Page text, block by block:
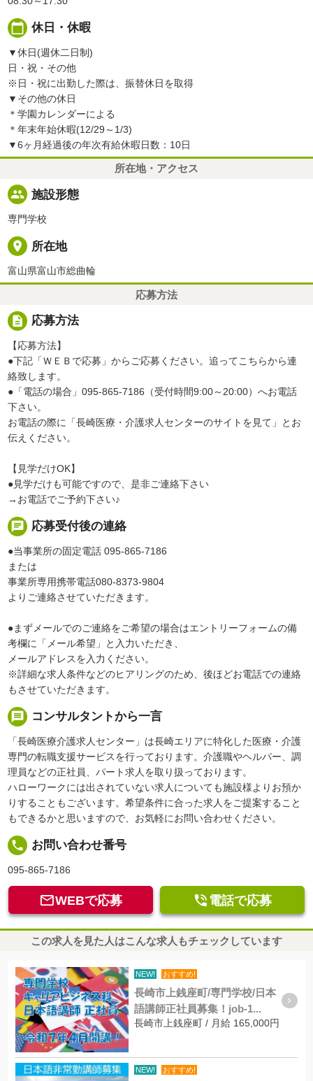
calendar_today 休日・休暇
▼休日(週休二日制)
日・祝・その他
※日・祝に出勤した際は、振替休日を取得
▼その他の休日
＊学園カレンダーによる
＊年末年始休暇(12/29～1/3)
▼6ヶ月経過後の年次有給休暇日数：10日
所在地・アクセス
people 施設形態
専門学校
place 所在地
富山県富山市総曲輪
応募方法
description 応募方法
【応募方法】
●下記「ＷＥＢで応募」からご応募ください。追ってこちらから連
絡致します。
●「電話の場合」095-865-7186（受付時間9:00～20:00）へお電話
下さい。
お電話の際に「長崎医療・介護求人センターのサイトを見て」とお
伝えください。
【見学だけOK】
●見学だけも可能ですので、是非ご連絡下さい
→お電話でご予約下さい♪
chat 応募受付後の連絡
●当事業所の固定電話 095-865-7186
または
事業所専用携帯電話080-8373-9804
よりご連絡させていただきます。
●まずメールでのご連絡をご希望の場合はエントリーフォームの備
考欄に「メール希望」と入力いただき、
メールアドレスを入力ください。
※詳細な求人条件などのヒアリングのため、後ほどお電話での連絡
もさせていただきます。
message コンサルタントから一言
「長崎医療介護求人センター」は長崎エリアに特化した医療・介護
専門の転職支援サービスを行っております。介護職やヘルパー、調
理員などの正社員、パート求人を取り扱っております。
ハローワークには出されていない求人についても施設様よりお預か
りすることもございます。希望条件に合った求人をご提案すること
もできるかと思いますので、お気軽にお問い合わせください。
local_phone お問い合わせ番号
095-865-7186
WEBで応募  電話で応募
この求人を見た人はこんな求人もチェックしています
NEW! おすすめ!
長崎市上銭座町/専門学校/日本
語講師正社員募集！job-1...
長崎市上銭座町 / 月給 165,000円
NEW! おすすめ!